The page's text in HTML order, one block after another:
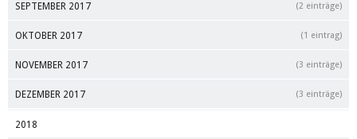
SEPTEMBER 2017 (2 einträge)
OKTOBER 2017 (1 eintrag)
NOVEMBER 2017 (3 einträge)
DEZEMBER 2017 (3 einträge)
2018